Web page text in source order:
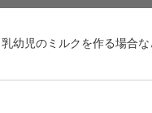
乳幼児のミルクを作る場合な